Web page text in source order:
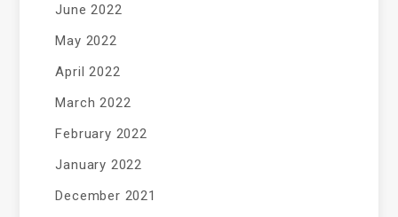
June 2022
May 2022
April 2022
March 2022
February 2022
January 2022
December 2021